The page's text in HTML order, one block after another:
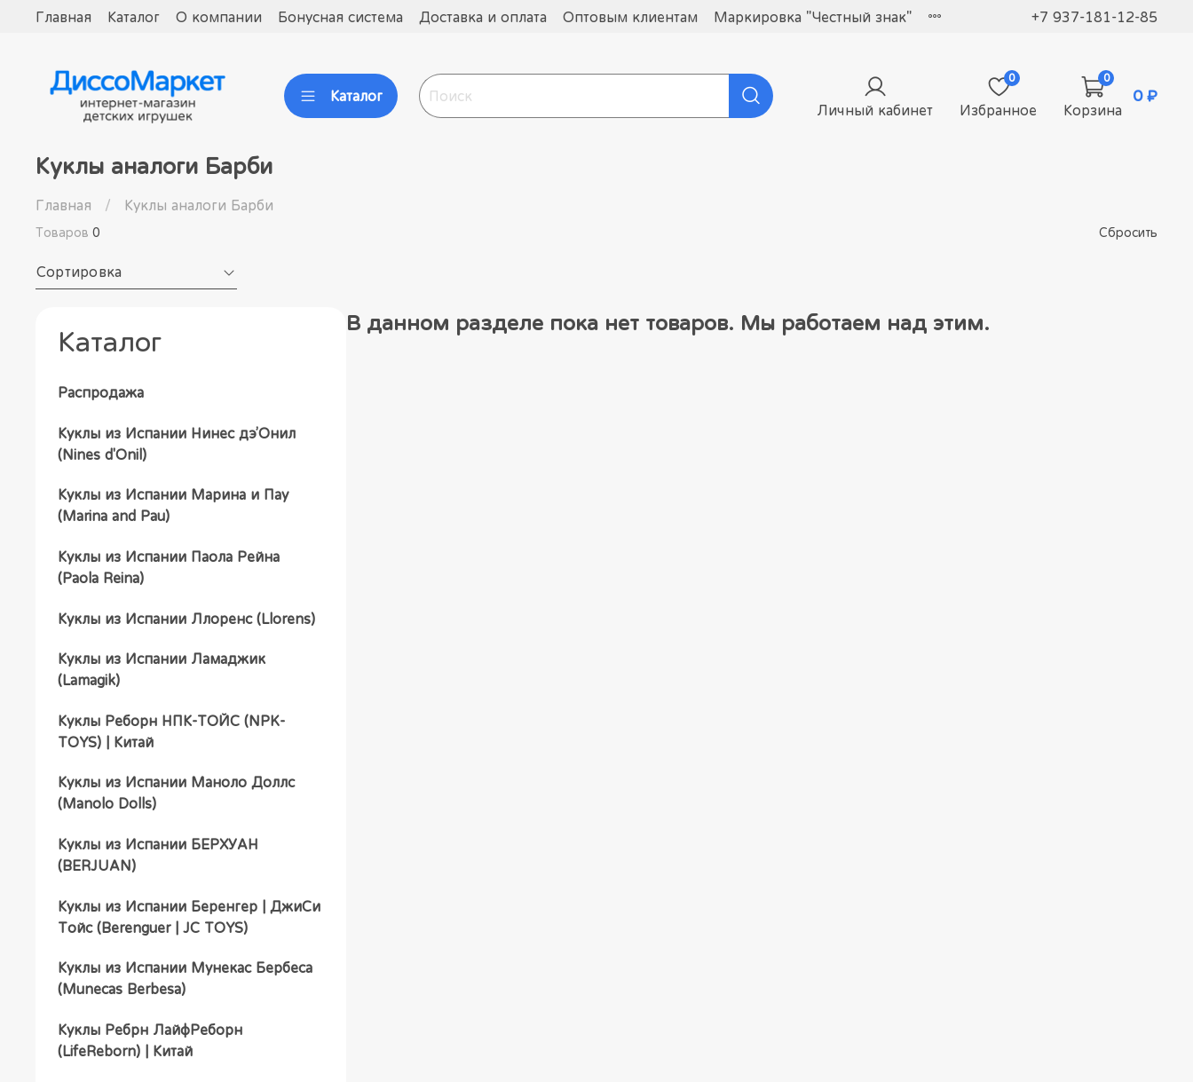
Главная Каталог О компании Бонусная система Доставка и оплата Оптовым клиентам Маркировка "Честный знак" +7 937-181-12-85
Каталог
Личный кабинет
0
Избранное
0
Корзина
0 ₽
Куклы аналоги Барби
Главная Куклы аналоги Барби
Товаров 0 Сбросить
Сортировка
Каталог
Распродажа
Куклы из Испании Нинес дэ’Онил
(Nines d'Onil)
Куклы из Испании Марина и Пау
(Marina and Pau)
Куклы из Испании Паола Рейна
(Paola Reina)
Куклы из Испании Ллоренс (Llorens)
Куклы из Испании Ламаджик
(Lamagik)
Куклы Реборн НПК-ТОЙС (NPK-
TOYS) | Китай
Куклы из Испании Маноло Доллс
(Manolo Dolls)
Куклы из Испании БЕРХУАН
(BERJUAN)
Куклы из Испании Беренгер | ДжиСи
Тойс (Berenguer | JC TOYS)
Куклы из Испании Мунекас Бербеса
(Munecas Berbesa)
Куклы Ребрн ЛайфРеборн
(LifeReborn) | Китай
В данном разделе пока нет товаров. Мы работаем над этим.